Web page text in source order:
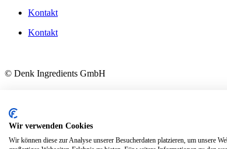
Kontakt
Kontakt
© Denk Ingredients GmbH
Datenschutz
Wir verwenden Cookies
Wir können diese zur Analyse unserer Besucherdaten platzieren, um unsere